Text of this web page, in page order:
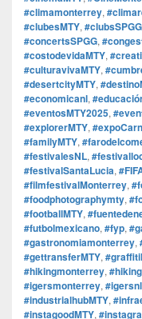
#climamonterrey,
#clubesMTY, #clubsSPGG
#concertsSPGG,
#costodevidaMTY,
#culturavivaMTY,
#desertcityMTY,
#economicanl,
#eventosMTY2025,
#explorerMTY,
#familyMTY,
#festivalesNL,
#festivalSantaLucia,
#filmfestivalMonterrey,
#foodphotographymty,
#footballMTY,
#futbolmexicano, #fyp,
#gastronomiamonterrey,
#gettransferMTY,
#hikingmonterrey,
#igersmonterrey, #igersnl
#industrialhubMTY,
#instagoodMTY,